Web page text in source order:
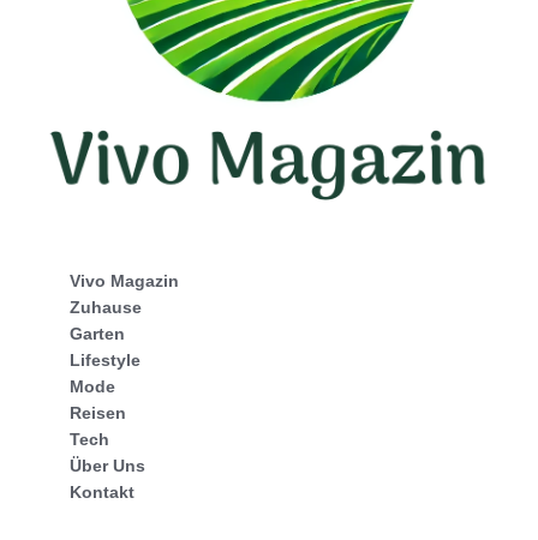
Vivo Magazin
Zuhause
Garten
Lifestyle
Mode
Reisen
Tech
Über Uns
Kontakt